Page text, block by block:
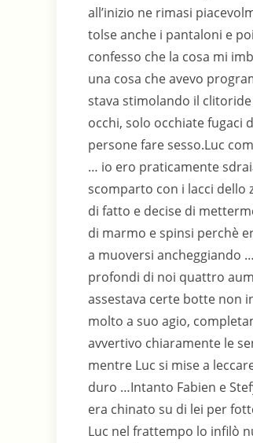
all’inizio ne rimasi
tolse anche i pantaloni e
confesso che la cosa mi
una cosa che avevo
stava stimolando il
occhi, solo occhiate fugaci
persone fare sesso.Luc
… io ero praticamente
scomparto con i lacci dello
di fatto e decise di
di marmo e spinsi perchè
a muoversi ancheggiando
profondi di noi quattro
assestava certe botte non
molto a suo agio,
avvertivo chiaramente le
mentre Luc si mise a
duro …Intanto Fabien e
era chinato su di lei per
Luc nel frattempo lo infilò